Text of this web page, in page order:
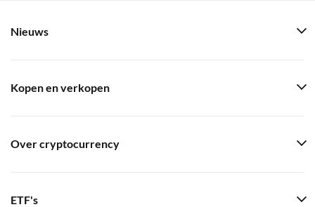
Nieuws
Kopen en verkopen
Over cryptocurrency
ETF's